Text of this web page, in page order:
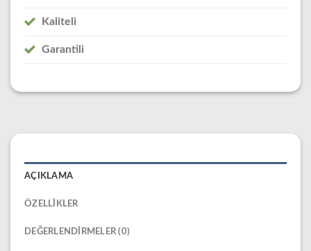
Kaliteli
Garantili
AÇIKLAMA
ÖZELLIKLER
DEĞERLENDIRMELER (0)